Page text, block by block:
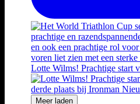
Lotte Wilms! Prachtige start
Meer laden